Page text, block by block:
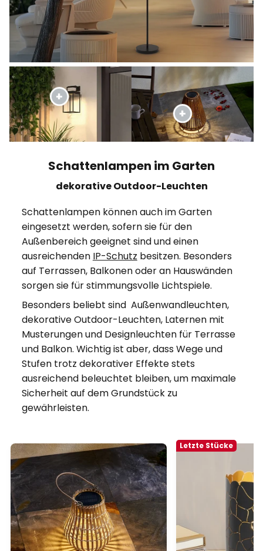
Schattenlampen im Garten
dekorative Outdoor-Leuchten
Schattenlampen können auch im Garten
eingesetzt werden, sofern sie für den
Außenbereich geeignet sind und einen
ausreichenden IP-Schutz besitzen. Besonders
auf Terrassen, Balkonen oder an Hauswänden
sorgen sie für stimmungsvolle Lichtspiele.
Besonders beliebt sind Außenwandleuchten,
dekorative Outdoor-Leuchten, Laternen mit
Musterungen und Designleuchten für Terrasse
und Balkon. Wichtig ist aber, dass Wege und
Stufen trotz dekorativer Effekte stets
ausreichend beleuchtet bleiben, um maximale
Sicherheit auf dem Grundstück zu
gewährleisten.
Letzte Stücke